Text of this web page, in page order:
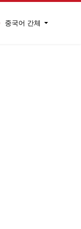
중국어 간체